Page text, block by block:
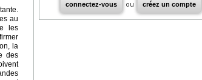
au
les
la
des
connectez-vous ou créez un compte